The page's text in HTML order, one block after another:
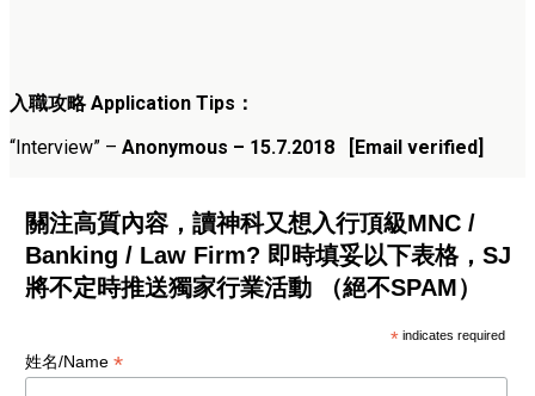
入職攻略Application Tips ：
“Interview” – Anonymous – 15.7.2018 [Email verified]
關注高質內容，讀神科又想入行頂級MNC /
Banking / Law Firm? 即時填妥以下表格，SJ
將不定時推送獨家行業活動 （絕不SPAM）
* indicates required
姓名/Name *